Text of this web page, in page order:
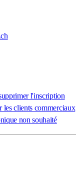
l'inscription
les clients commerciaux
non souhaité